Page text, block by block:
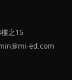
之15
ed.com